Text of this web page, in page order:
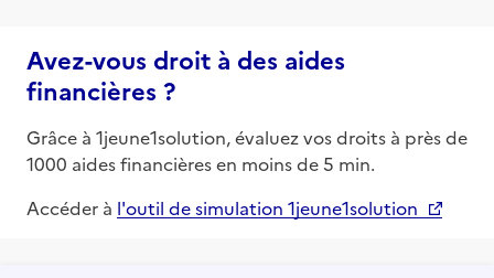
Avez-vous droit à des aides
financières ?
Grâce à 1jeune1solution, évaluez vos droits à près de
1000 aides financières en moins de 5 min.
Accéder à l'outil de simulation 1jeune1solution